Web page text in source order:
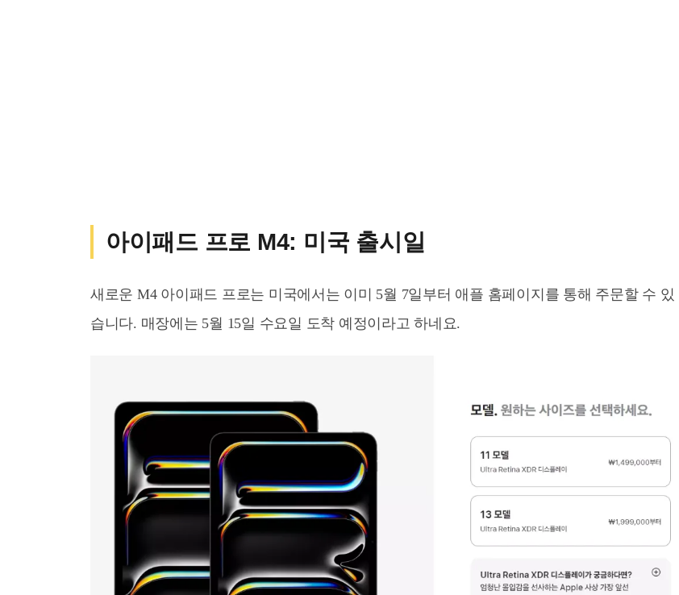
아이패드 프로 M4: 미국 출시일
새로운 M4 아이패드 프로는 미국에서는 이미 5월 7일부터 애플 홈페이지를 통해 주문할 수 있
습니다. 매장에는 5월 15일 수요일 도착 예정이라고 하네요.